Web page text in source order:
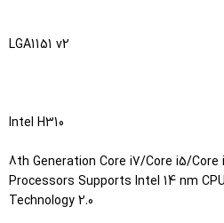
LGA1151 v2
Intel H310
8th Generation Core i7/Core i5/
Processors Supports Intel 14 nm
Technology 2.0